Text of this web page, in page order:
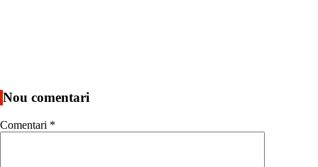
Nou comentari
Comentari *